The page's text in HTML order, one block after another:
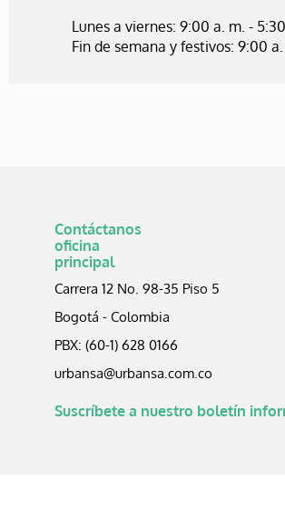
Lunes a viernes: 9:00 a. m. -
Fin de semana y festivos: 9:00
Contáctanos
oficina
principal
Carrera 12 No. 98-35 Piso 5
Bogotá - Colombia
PBX: (60-1) 628 0166
urbansa@urbansa.com.co
Suscríbete a nuestro boletín